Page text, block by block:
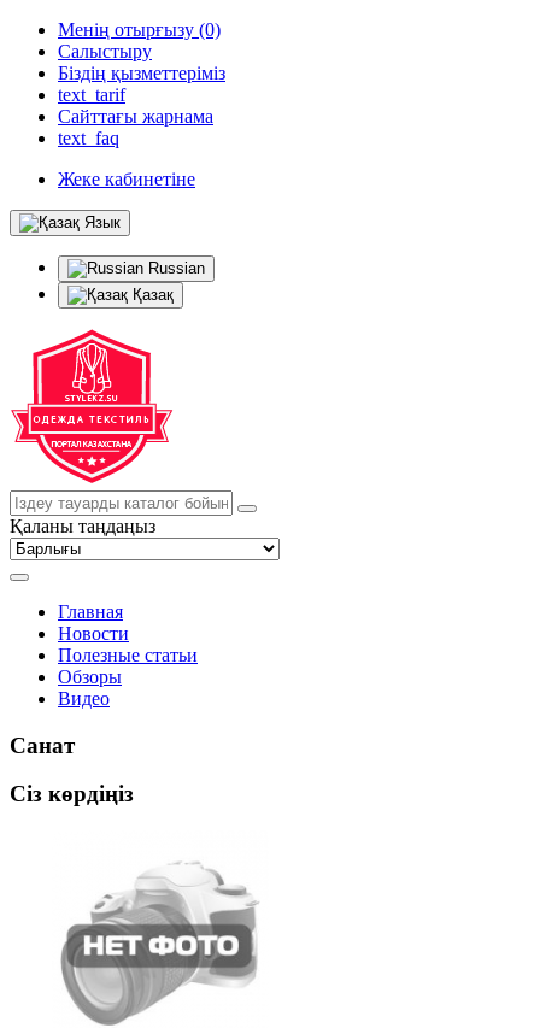
Менің отырғызу (0)
Салыстыру
Біздің қызметтеріміз
text_tarif
Сайттағы жарнама
text_faq
Жеке кабинетіне
Язык
Russian
Қазақ
Қаланы таңдаңыз
Главная
Новости
Полезные статьи
Обзоры
Видео
Санат
Сіз көрдіңіз